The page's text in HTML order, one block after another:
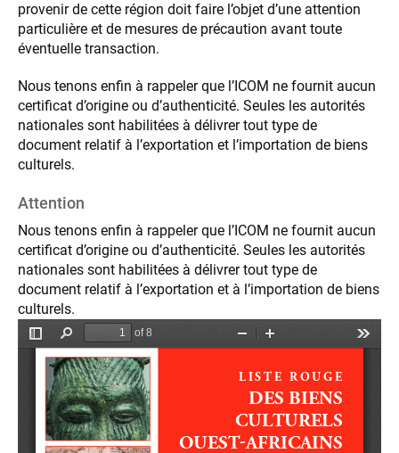
provenir de cette région doit faire l’objet d’une attention
particulière et de mesures de précaution avant toute
éventuelle transaction.
Nous tenons enfin à rappeler que l’ICOM ne fournit aucun
certificat d’origine ou d’authenticité. Seules les autorités
nationales sont habilitées à délivrer tout type de
document relatif à l’exportation et l’importation de biens
culturels.
Attention
Nous tenons enfin à rappeler que l’ICOM ne fournit aucun
certificat d’origine ou d’authenticité. Seules les autorités
nationales sont habilitées à délivrer tout type de
document relatif à l’exportation et à l’importation de biens
culturels.